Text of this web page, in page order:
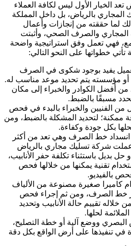
الخيار الأول ليس لكافة العملاء
بالرياض، بل داخل المملكة
لما حققته من إنجازات وأعمال
والصرف الصحي، وأثبتت
فهي تعمل وفق استراتيجية واضحة
خطواتها على النحو التالي:
يفيد بوجود شكوى في الصرف
أو مؤسسته يتم تحديد موعد مناسب له.
أفضل الكوادر والخبراء إلى مكان
مسبقًا بالضبط.
الفنيين والخبراء بالبدء في فحص
ممكنة؛ لتحديد المشكلة بالضبط، ومن
بكل جودة وكفاءة.
انسداد خط الصرف وهي تعد من أكثر
شركة تسليك مجاري بالرياض
حل بديل باستثناء تكلفة حفر الأنابيب،
تقنية يمكنها من خلالها فحص
بالفيديو.
كاميرا صغيرة مصنوعة من الألياف
خط الصرف، ومن ثم إجراء فحص
تقييم حالة الأنابيب وتحديد
لحلها.
البصري ووضع آلية أو خطة التصليح،
في تنفيذها على أرض الواقع بكل دقة